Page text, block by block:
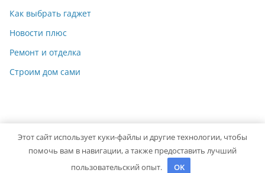
Как выбрать гаджет
Новости плюс
Ремонт и отделка
Строим дом сами
Copyright © 2026 Идеальный ремонт. Powered byColorMag
Этот сайт использует куки-файлы и другие технологии, чтобы
помочь вам в навигации, а также предоставить лучший
пользовательский опыт.
OK